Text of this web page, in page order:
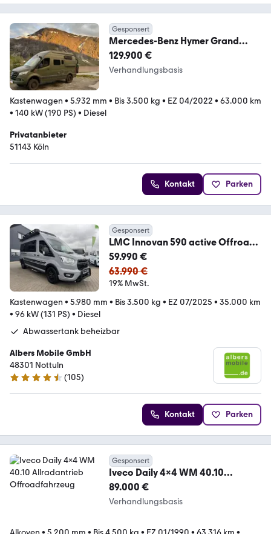
Gesponsert
Mercedes-Benz Hymer Grand
Canyon S 4x4 V6 | OFFROAD |
AUTARK
129.900 €
Verhandlungsbasis
Kastenwagen • 5.932 mm • Bis 3.500 kg • EZ 04/2022 • 63.000 km
• 140 kW (190 PS) • Diesel
Privatanbieter
51143 Köln
Kontakt Parken
Gesponsert
LMC Innovan 590 active Offroad
Dachgepäckträger
59.990 €
63.990 €
19% MwSt.
Kastenwagen • 5.980 mm • Bis 3.500 kg • EZ 07/2025 • 35.000 km
• 96 kW (131 PS) • Diesel
Abwassertank beheizbar
Albers Mobile GmbH
48301 Nottuln
4.5 Sterne
(105)
Kontakt Parken
Gesponsert
Iveco Daily 4x4 WM 40.10
Allradantrieb Offroadfahrzeug
89.000 €
Verhandlungsbasis